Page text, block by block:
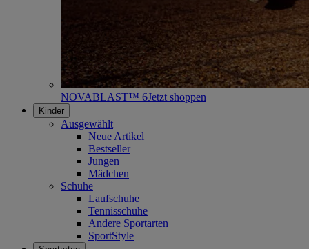
NOVABLAST™ 6Jetzt shoppen
Kinder
Ausgewählt
Neue Artikel
Bestseller
Jungen
Mädchen
Schuhe
Laufschuhe
Tennisschuhe
Andere Sportarten
SportStyle